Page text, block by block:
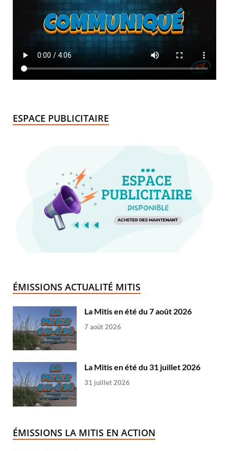
ESPACE PUBLICITAIRE
ÉMISSIONS ACTUALITÉ MITIS
La Mitis en été du 7 août 2026
7 août 2026
La Mitis en été du 31 juillet 2026
31 juillet 2026
ÉMISSIONS LA MITIS EN ACTION